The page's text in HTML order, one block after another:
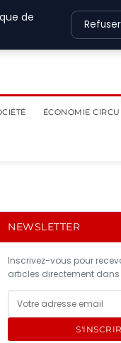
ÉCONOMIE
NEWSLETTER
Inscrivez-vous pour
articles directement
de
Refuser